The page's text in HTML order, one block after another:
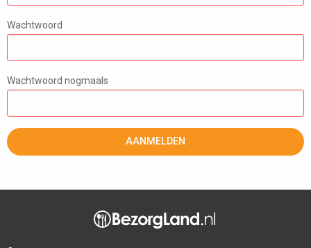
Wachtwoord
Wachtwoord nogmaals
AANMELDEN